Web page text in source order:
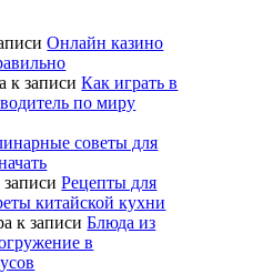
Онлайн казино
к записиКак играть в
по миру
советы для
записиРецепты для
китайской кухни
к записиБлюда из
в